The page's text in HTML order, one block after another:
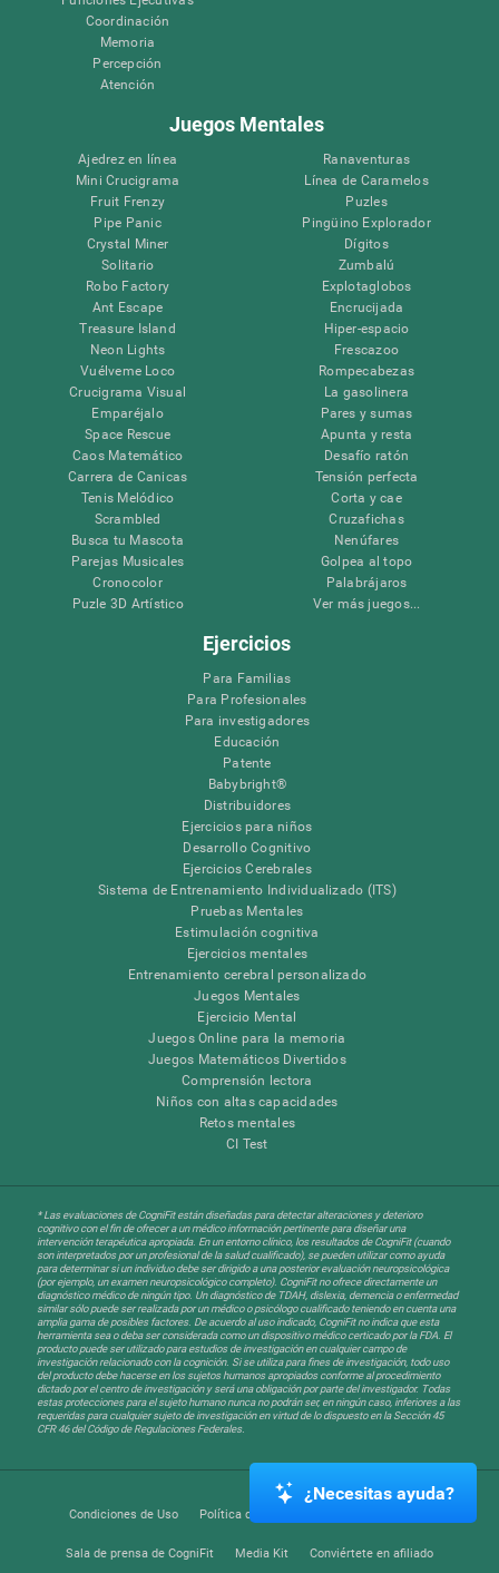
Coordinación
Memoria
Percepción
Atención
Juegos Mentales
Ajedrez en línea
Mini Crucigrama
Fruit Frenzy
Pipe Panic
Crystal Miner
Solitario
Robo Factory
Ant Escape
Treasure Island
Neon Lights
Vuélveme Loco
Crucigrama Visual
Emparéjalo
Space Rescue
Caos Matemático
Carrera de Canicas
Tenis Melódico
Scrambled
Busca tu Mascota
Parejas Musicales
Cronocolor
Puzle 3D Artístico
Ranaventuras
Línea de Caramelos
Puzles
Pingüino Explorador
Dígitos
Zumbalú
Explotaglobos
Encrucijada
Hiper-espacio
Frescazoo
Rompecabezas
La gasolinera
Pares y sumas
Apunta y resta
Desafío ratón
Tensión perfecta
Corta y cae
Cruzafichas
Nenúfares
Golpea al topo
Palabrájaros
Ver más juegos...
Ejercicios
Para Familias
Para Profesionales
Para investigadores
Educación
Patente
Babybright®
Distribuidores
Ejercicios para niños
Desarrollo Cognitivo
Ejercicios Cerebrales
Sistema de Entrenamiento Individualizado (ITS)
Pruebas Mentales
Estimulación cognitiva
Ejercicios mentales
Entrenamiento cerebral personalizado
Juegos Mentales
Ejercicio Mental
Juegos Online para la memoria
Juegos Matemáticos Divertidos
Comprensión lectora
Niños con altas capacidades
Retos mentales
CI Test
* Las evaluaciones de CogniFit están diseñadas para detectar alteraciones y deterioro
cognitivo con el fin de ofrecer a un médico información pertinente para diseñar una
intervención terapéutica apropiada. En un entorno clínico, los resultados de CogniFit (cuando
son interpretados por un profesional de la salud cualificado), se pueden utilizar como ayuda
para determinar si un individuo debe ser dirigido a una posterior evaluación neuropsicológica
(por ejemplo, un examen neuropsicológico completo). CogniFit no ofrece directamente un
diagnóstico médico de ningún tipo. Un diagnóstico de TDAH, dislexia, demencia o enfermedad
similar sólo puede ser realizada por un médico o psicólogo cualificado teniendo en cuenta una
amplia gama de posibles factores. De acuerdo al uso indicado, CogniFit no indica que esta
herramienta sea o deba ser considerada como un dispositivo médico certicado por la FDA. El
producto puede ser utilizado para estudios de investigación en cualquier campo de
investigación relacionado con la cognición. Si se utiliza para fines de investigación, todo uso
del producto debe hacerse en los sujetos humanos apropiados conforme al procedimiento
dictado por el centro de investigación y será una obligación por parte del investigador. Todas
estas protecciones para el sujeto humano nunca no podrán ser, en ningún caso, inferiores a las
requeridas para cualquier sujeto de investigación en virtud de lo dispuesto en la Sección 45
CFR 46 del Código de Regulaciones Federales.
Condiciones de Uso Política de Privacidad
Sala de prensa de CogniFit Media Kit Conviértete en afiliado
¿Necesitas ayuda?